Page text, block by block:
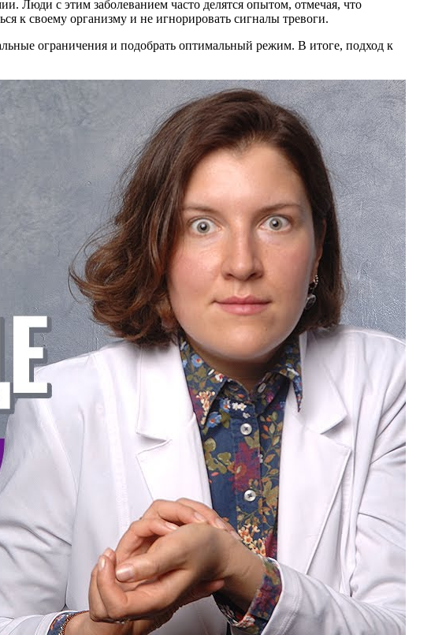
Люди с этим заболеванием часто делятся опытом, отмечая, что
к своему организму и не игнорировать сигналы тревоги.
ограничения и подобрать оптимальный режим. В итоге, подход к